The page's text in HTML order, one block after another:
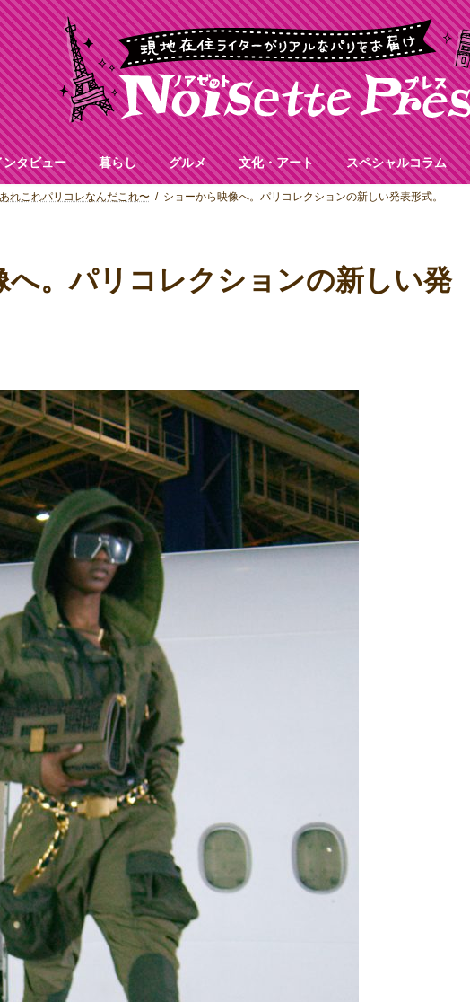
ンタビュー 暮らし グルメ 文化・アート スペシャルコラム
れこれパリコレなんだこれ〜 ショーから映像へ。パリコレクションの新しい発表形式。
へ。パリコレクションの新しい発